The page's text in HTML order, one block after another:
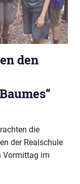
den
die
der Realschule
Vormittag im